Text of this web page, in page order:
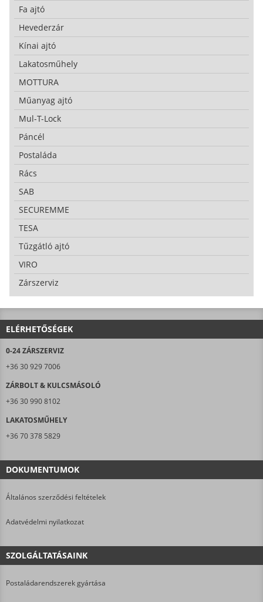
Fa ajtó
Hevederzár
Kínai ajtó
Lakatosműhely
MOTTURA
Műanyag ajtó
Mul-T-Lock
Páncél
Postaláda
Rács
SAB
SECUREMME
TESA
Tűzgátló ajtó
VIRO
Zárszerviz
ELÉRHETŐSÉGEK
0-24 ZÁRSZERVIZ
+36 30 929 7006
ZÁRBOLT & KULCSMÁSOLÓ
+36 30 990 8102
LAKATOSMŰHELY
+36 70 378 5829
DOKUMENTUMOK
Általános szerződési feltételek
Adatvédelmi nyilatkozat
SZOLGÁLTATÁSAINK
Postaládarendszerek gyártása